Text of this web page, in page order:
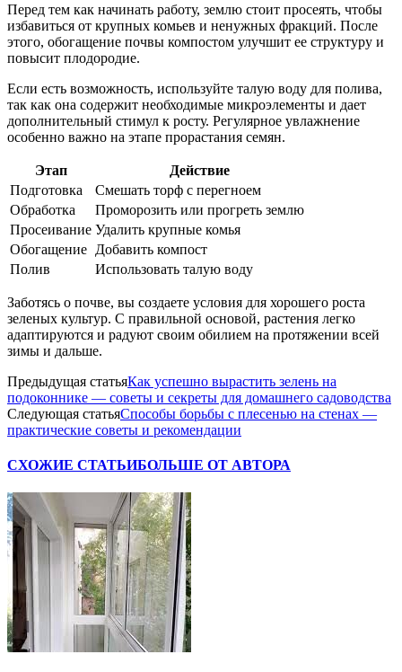
Перед тем как начинать работу, землю стоит просеять, чтобы
избавиться от крупных комьев и ненужных фракций. После
этого, обогащение почвы компостом улучшит ее структуру и
повысит плодородие.
Если есть возможность, используйте талую воду для полива,
так как она содержит необходимые микроэлементы и дает
дополнительный стимул к росту. Регулярное увлажнение
особенно важно на этапе прорастания семян.
Этап
Действие
Подготовка
Смешать торф с перегноем
Обработка
Проморозить или прогреть землю
Просеивание Удалить крупные комья
Обогащение Добавить компост
Полив
Использовать талую воду
Заботясь о почве, вы создаете условия для хорошего роста
зеленых культур. С правильной основой, растения легко
адаптируются и радуют своим обилием на протяжении всей
зимы и дальше.
Предыдущая статьяКак успешно вырастить зелень на
подоконнике — советы и секреты для домашнего садоводства
Следующая статьяСпособы борьбы с плесенью на стенах —
практические советы и рекомендации
СХОЖИЕ СТАТЬИБОЛЬШЕ ОТ АВТОРА